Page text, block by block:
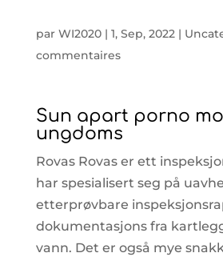
par WI2020| 1, Sep, 2022|
commentaires
Sun apart porno
ungdoms
Rovas Rovas er ett
har spesialisert seg på
etterprøvbare
dokumentasjons fra
vann. Det er også mye